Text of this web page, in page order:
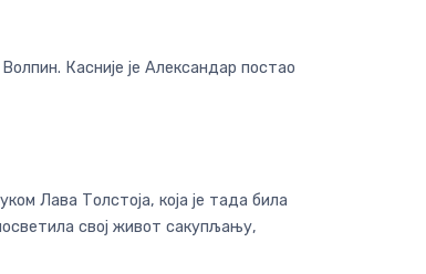
Касније је Александар постао
Лава Толстоја, која је тада била
свој живот сакупљању,